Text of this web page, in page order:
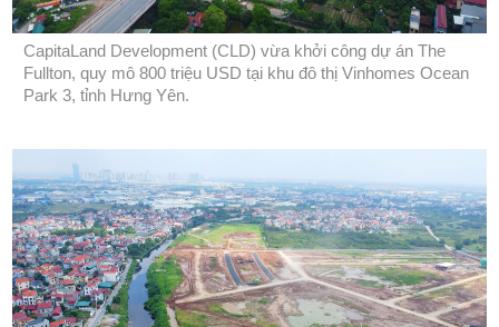
CapitaLand Development (CLD) vừa khởi công dự án The
Fullton, quy mô 800 triệu USD tại khu đô thị Vinhomes Ocean
Park 3, tỉnh Hưng Yên.